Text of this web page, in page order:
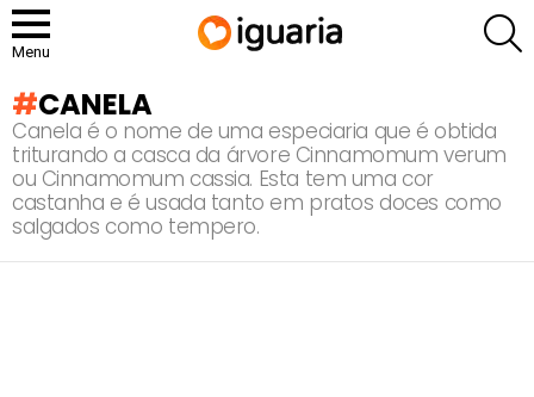
Menu
CANELA
Canela é o nome de uma especiaria que é obtida
triturando a casca da árvore Cinnamomum verum
ou Cinnamomum cassia. Esta tem uma cor
castanha e é usada tanto em pratos doces como
salgados como tempero.